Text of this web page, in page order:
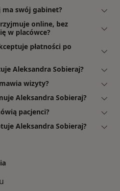
ma swój gabinet?
online, bez
w placówce?
płatności po
Aleksandra Sobieraj?
wizyty?
Aleksandra Sobieraj?
pacjenci?
Aleksandra Sobieraj?